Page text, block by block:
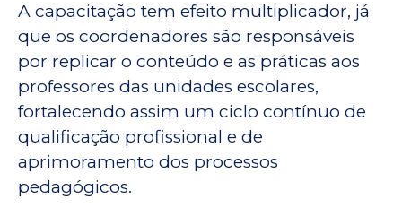
A capacitação tem efeito multiplicador, já
que os coordenadores são responsáveis
por replicar o conteúdo e as práticas aos
professores das unidades escolares,
fortalecendo assim um ciclo contínuo de
qualificação profissional e de
aprimoramento dos processos
pedagógicos.